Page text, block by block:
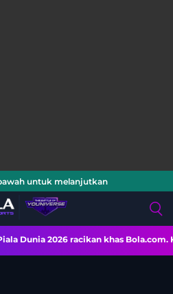
untuk melanjutkan
racikan khas Bola.com. Klik di sini!